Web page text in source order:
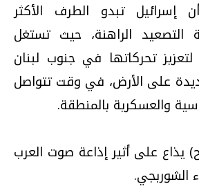
إسرائيل تبدو الطرف الأكثر
التصعيد الراهنة، حيث تستغل
لتعزيز تحركاتها في جنوب لبنان
على الأرض، في وقت تتواصل
والعسكرية بالمنطقة.
يذاع على أثير إذاعة صوت العرب
الشوربجي.